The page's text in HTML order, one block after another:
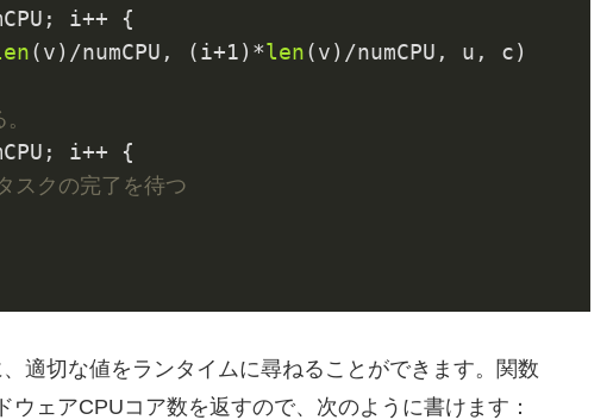
i++ {
(v)/numCPU, (i+1)*len(v)/numCPU, u, c)
i++ {
クの完了を待つ
適切な値をランタイムに尋ねることができます。関数
ウェアCPUコア数を返すので、次のように書けます：